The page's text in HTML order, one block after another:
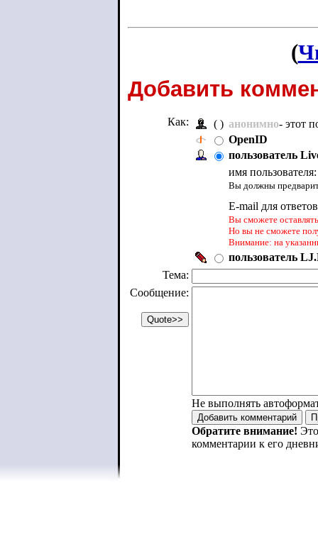
(
Добавить
Как: ( ) анонимно- этот
OpenID
пользователь
имя
Вы должны
E-mail для
Вы сможете
Но вы не сможете
Внимание: на
пользователь
Тема:
Сообщение:
Не выполнять
Обратите внимание!
комментарии к его